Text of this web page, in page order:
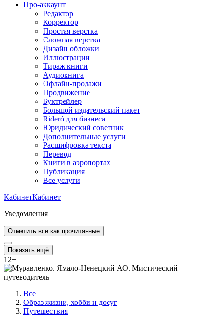
Про-аккаунт
Редактор
Корректор
Простая верстка
Сложная верстка
Дизайн обложки
Иллюстрации
Тираж книги
Аудиокнига
Офлайн-продажи
Продвижение
Буктрейлер
Большой издательский пакет
Rideró для бизнеса
Юридический советник
Дополнительные услуги
Расшифровка текста
Перевод
Книги в аэропортах
Публикация
Все услуги
КабинетКабинет
Уведомления
Отметить все как прочитанные
Показать ещё
12+
Все
Образ жизни, хобби и досуг
Путешествия